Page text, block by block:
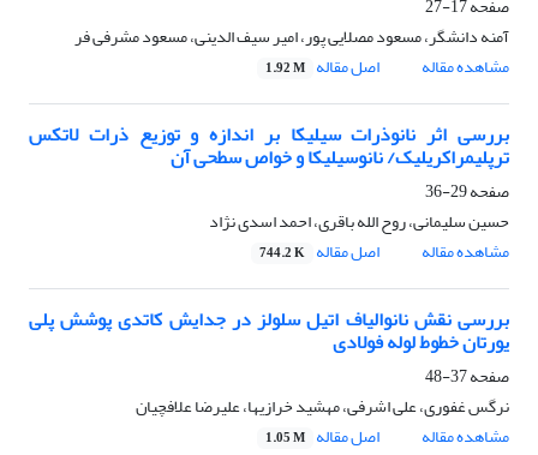
صفحه17-27
آمنه دانشگر، مسعود مصلایی پور، امیر سیف الدینی، مسعود مشرفی فر
مشاهده مقاله
اصل مقاله 1.92 M
بررسی اثر نانوذرات سیلیکا بر اندازه و توزیع ذرات لاتکس
ترپلیمراکریلیک/ نانوسیلیکا و خواص سطحی آن
صفحه29-36
حسین سلیمانی، روح الله باقری، احمد اسدی نژاد
مشاهده مقاله
اصل مقاله 744.2 K
بررسی نقش نانوالیاف اتیل سلولز در جدایش کاتدی پوشش پلی
یورتان خطوط لوله فولادی
صفحه37-48
نرگس غفوری، علی اشرفی، مهشید خرازیها، علیرضا علافچیان
مشاهده مقاله
اصل مقاله 1.05 M